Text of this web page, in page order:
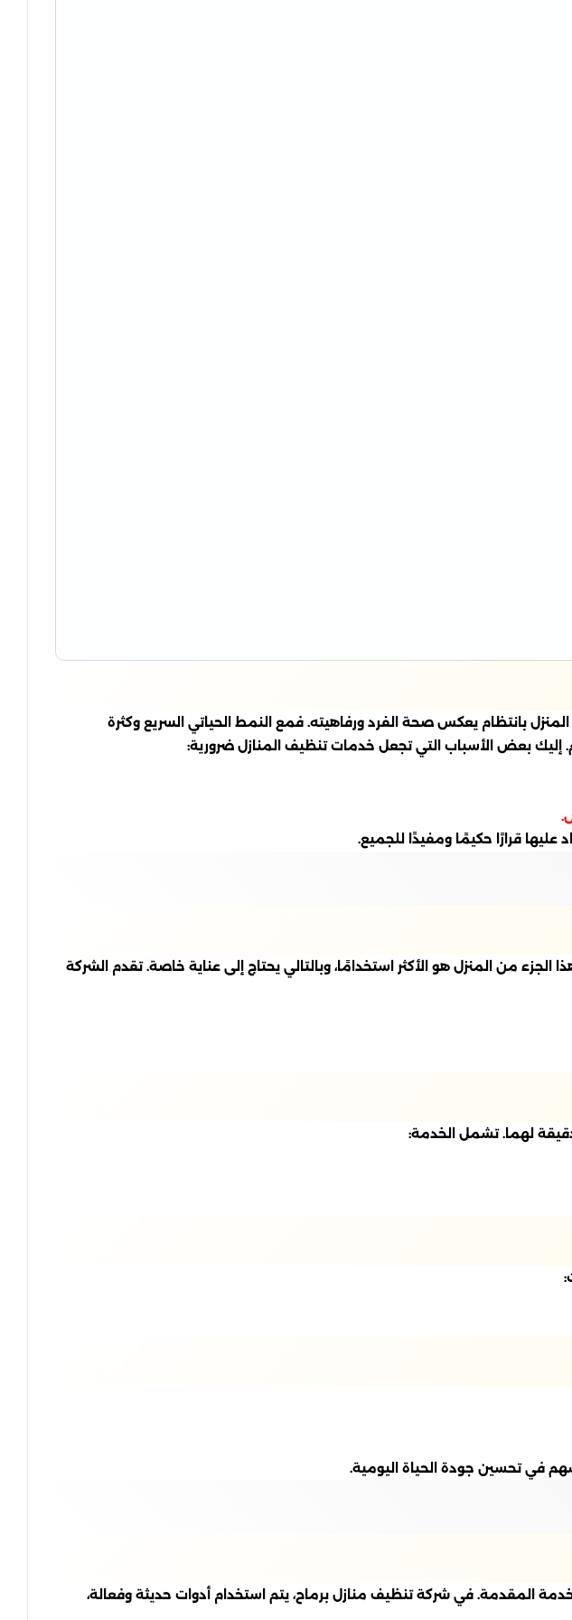
بانتظام يعكس صحة الفرد ورفاهيته. فمع النمط الحياتي السريع وكثرة
إليك بعض الأسباب التي تجعل خدمات تنظيف المنازل ضرورية:
قرارًا حكيمًا ومفيدًا للجميع.
من المنزل هو الأكثر استخدامًا، وبالتالي يحتاج إلى عناية خاصة. تقدم الشركة
لهما. تشمل الخدمة:
في تحسين جودة الحياة اليومية.
المقدمة. في شركة تنظيف منازل برماح، يتم استخدام أدوات حديثة وفعالة،